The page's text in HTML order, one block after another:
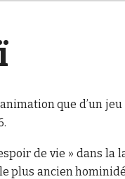
animation que d’un
de vie » dans
plus ancien